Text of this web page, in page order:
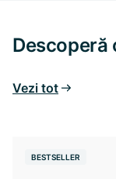
Descoperă
Vezi tot
BESTSELLER